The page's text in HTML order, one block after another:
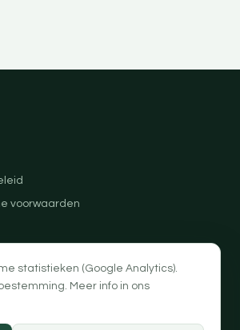
voorwaarden
statistieken (Google Analytics).
Meer info in ons